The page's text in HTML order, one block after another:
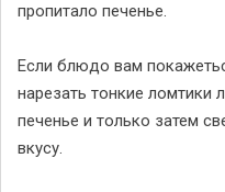
пропитало печенье.
Если блюдо вам
нарезать тонкие ломтики
печенье и только затем
вкусу.